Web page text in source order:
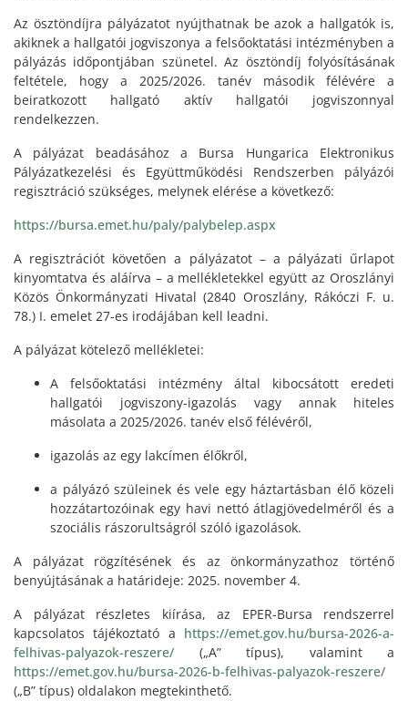
Az ösztöndíjra pályázatot nyújthatnak be azok a hallgatók is,
akiknek a hallgatói jogviszonya a felsőoktatási intézményben a
pályázás időpontjában szünetel. Az ösztöndíj folyósításának
feltétele, hogy a 2025/2026. tanév második félévére a
beiratkozott hallgató aktív hallgatói jogviszonnyal
rendelkezzen.
A pályázat beadásához a Bursa Hungarica Elektronikus
Pályázatkezelési és Együttműködési Rendszerben pályázói
regisztráció szükséges, melynek elérése a következő:
https://bursa.emet.hu/paly/palybelep.aspx
A regisztrációt követően a pályázatot – a pályázati űrlapot
kinyomtatva és aláírva – a mellékletekkel együtt az Oroszlányi
Közös Önkormányzati Hivatal (2840 Oroszlány, Rákóczi F. u.
78.) I. emelet 27-es irodájában kell leadni.
A pályázat kötelező mellékletei:
A felsőoktatási intézmény által kibocsátott eredeti
hallgatói jogviszony-igazolás vagy annak hiteles
másolata a 2025/2026. tanév első félévéről,
igazolás az egy lakcímen élőkről,
a pályázó szüleinek és vele egy háztartásban élő közeli
hozzátartozóinak egy havi nettó átlagjövedelméről és a
szociális rászorultságról szóló igazolások.
A pályázat rögzítésének és az önkormányzathoz történő
benyújtásának a határideje: 2025. november 4.
A pályázat részletes kiírása, az EPER-Bursa rendszerrel
kapcsolatos tájékoztató a https://emet.gov.hu/bursa-2026-a-
felhivas-palyazok-reszere/ („A” típus), valamint a
https://emet.gov.hu/bursa-2026-b-felhivas-palyazok-reszere/
(„B” típus) oldalakon megtekinthető.